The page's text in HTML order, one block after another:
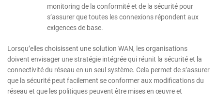
monitoring de la conformité et de la sécurité pour
s’assurer que toutes les connexions répondent aux
exigences de base.
Lorsqu’elles choisissent une solution WAN, les organisations
doivent envisager une stratégie intégrée qui réunit la sécurité et la
connectivité du réseau en un seul système. Cela permet de s’assurer
que la sécurité peut facilement se conformer aux modifications du
réseau et que les politiques peuvent être mises en œuvre et